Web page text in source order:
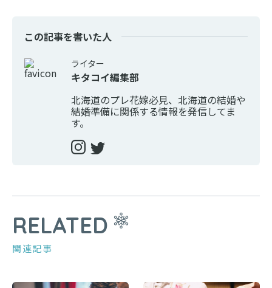
この記事を書いた人
ライター
キタコイ編集部
北海道のプレ花嫁必見、北海道の結婚や
結婚準備に関係する情報を発信してま
す。
RELATED
関連記事